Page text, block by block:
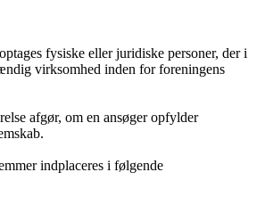
fysiske eller juridiske personer, der i
virksomhed inden for foreningens
afgør, om en ansøger opfylder
indplaceres i følgende